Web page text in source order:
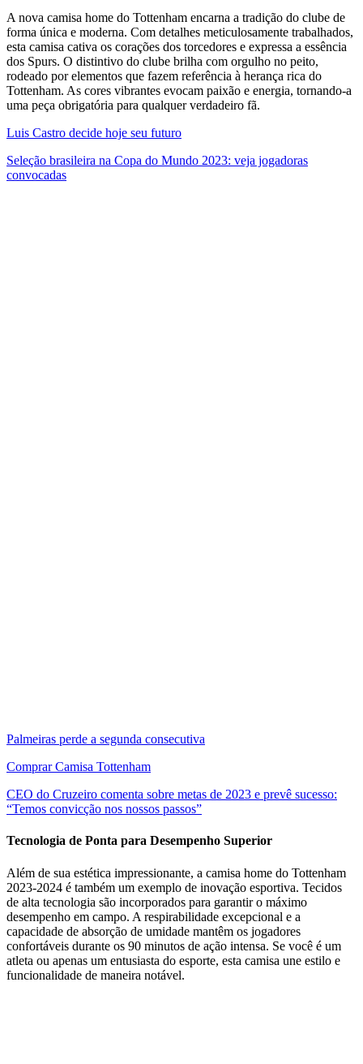
A nova camisa home do Tottenham encarna a tradição do clube de
forma única e moderna. Com detalhes meticulosamente trabalhados,
esta camisa cativa os corações dos torcedores e expressa a essência
dos Spurs. O distintivo do clube brilha com orgulho no peito,
rodeado por elementos que fazem referência à herança rica do
Tottenham. As cores vibrantes evocam paixão e energia, tornando-a
uma peça obrigatória para qualquer verdadeiro fã.
Luis Castro decide hoje seu futuro
Seleção brasileira na Copa do Mundo 2023: veja jogadoras
convocadas
Palmeiras perde a segunda consecutiva
Comprar Camisa Tottenham
CEO do Cruzeiro comenta sobre metas de 2023 e prevê sucesso:
“Temos convicção nos nossos passos”
Tecnologia de Ponta para Desempenho Superior
Além de sua estética impressionante, a camisa home do Tottenham
2023-2024 é também um exemplo de inovação esportiva. Tecidos
de alta tecnologia são incorporados para garantir o máximo
desempenho em campo. A respirabilidade excepcional e a
capacidade de absorção de umidade mantêm os jogadores
confortáveis durante os 90 minutos de ação intensa. Se você é um
atleta ou apenas um entusiasta do esporte, esta camisa une estilo e
funcionalidade de maneira notável.